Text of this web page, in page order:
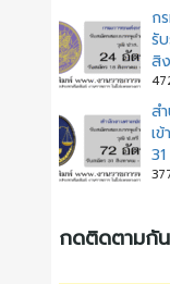
ก
รั
สิ
สํ
เ
กดติดตามกั